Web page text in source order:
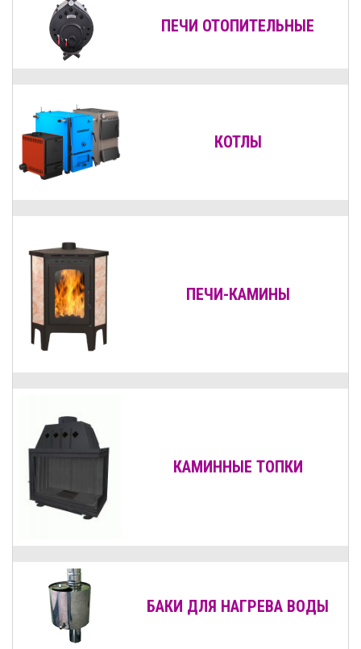
ПЕЧИ ОТОПИТЕЛЬНЫЕ
КОТЛЫ
ПЕЧИ-КАМИНЫ
КАМИННЫЕ ТОПКИ
БАКИ ДЛЯ НАГРЕВА ВОДЫ